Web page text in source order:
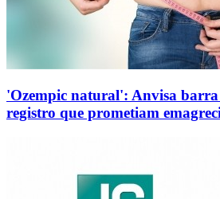
'Ozempic natural': Anvisa barra
registro que prometiam